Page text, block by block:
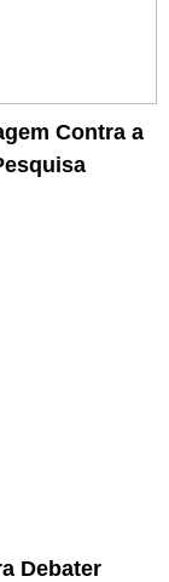
Contra a
Debater